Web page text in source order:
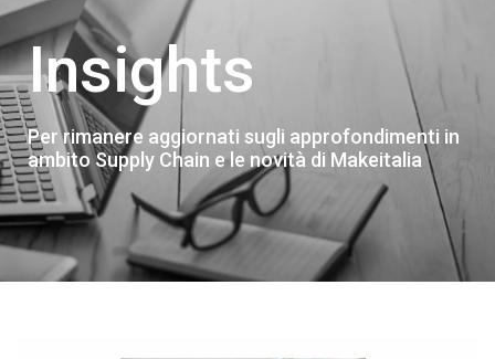
Insights
Per rimanere aggiornati sugli approfondimenti in
ambito Supply Chain e le novità di Makeitalia